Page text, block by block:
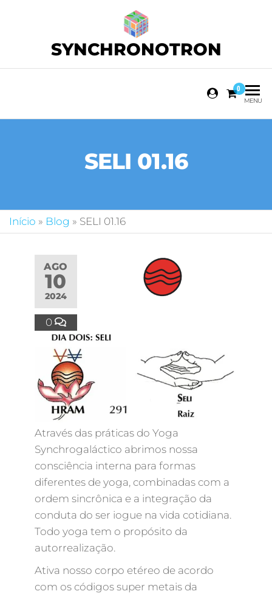
SYNCHRONOTRON
0
MENU
SELI 01.16
Início » Blog » SELI 01.16
AGO
10
2024
0
Através das práticas do Yoga
Synchrogaláctico abrimos nossa
consciência interna para formas
diferentes de yoga, combinadas com a
ordem sincrônica e a integração da
conduta do ser iogue na vida cotidiana.
Todo yoga tem o propósito da
autorrealização.
Ativa nosso corpo etéreo de acordo
com os códigos super metais da